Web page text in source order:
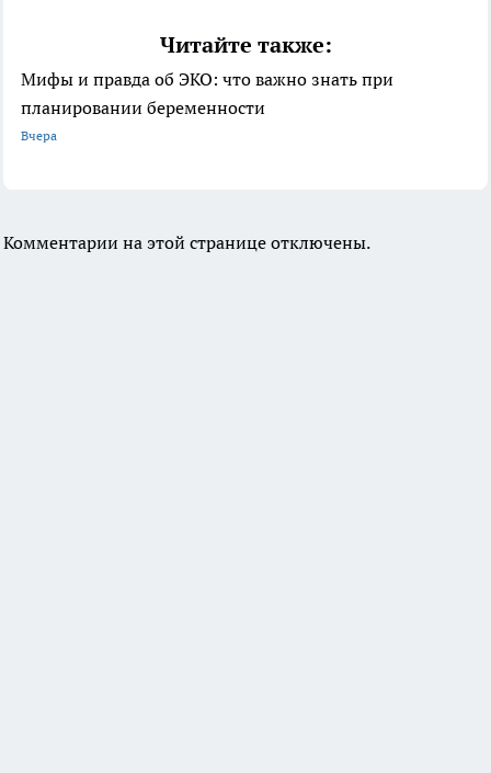
Читайте также:
Мифы и правда об ЭКО: что важно знать при
планировании беременности
Вчера
Комментарии на этой странице отключены.